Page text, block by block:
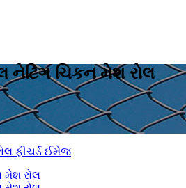
નેટિંગ ચિકન મેશ રોલ